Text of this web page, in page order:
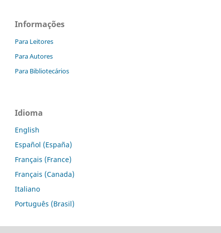
Informações
Para Leitores
Para Autores
Para Bibliotecários
Idioma
English
Español (España)
Français (France)
Français (Canada)
Italiano
Português (Brasil)